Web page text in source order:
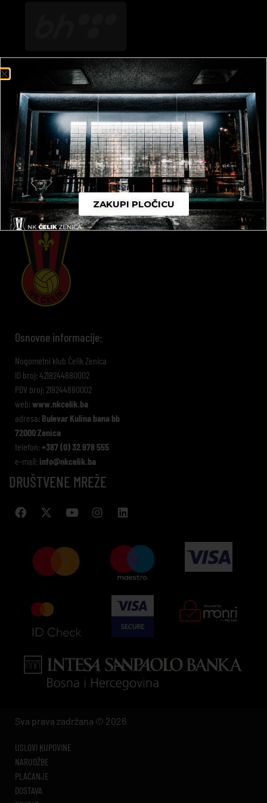
SAMOČELIK
Osnovne informacije:
Nogometni klub Čelik Zenica
ID broj: 4218244880002
PDV broj: 218244880002
web: www.nkcelik.ba
adresa: Bulevar Kulina bana bb
72000 Zenica
telefon: +387 (0) 32 978 555
e-mail: info@nkcelik.ba
DRUŠTVENE MREŽE
Sva prava zadržana © 2026
USLOVI KUPOVINE
NARUDŽBE
PLAĆANJE
DOSTAVA
ZAKUPI PLOČICU